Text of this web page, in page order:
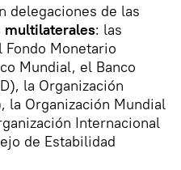
delegaciones de las
multilaterales: las
Fondo Monetario
Mundial, el Banco
la Organización
la Organización Mundial
Internacional
de Estabilidad